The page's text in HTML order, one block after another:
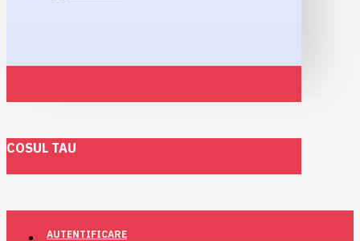
COSUL TAU
AUTENTIFICARE